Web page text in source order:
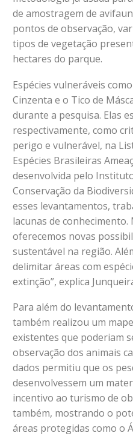
de amostragem de
pontos de observação,
tipos de vegetação
hectares do parque.
Espécies vulneráveis
Cinzenta e o Tico de
durante a pesquisa. Elas
respectivamente, como
perigo e vulnerável, na
Espécies Brasileiras
desenvolvida pelo
Conservação da
esses levantamentos,
lacunas de conhecimento.
oferecemos novas
sustentável na região.
delimitar áreas com
extinção”, explica
Para além do
também realizou um
existentes que poderiam
observação dos animais
dados permitiu que os
desenvolvessem um
incentivo ao turismo de
também, mostrando o
áreas protegidas como o